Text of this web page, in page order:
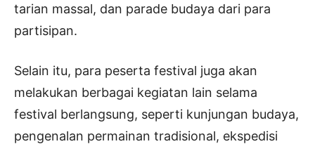
tarian massal, dan parade budaya dari para
partisipan.
Selain itu, para peserta festival juga akan
melakukan berbagai kegiatan lain selama
festival berlangsung, seperti kunjungan budaya,
pengenalan permainan tradisional, ekspedisi